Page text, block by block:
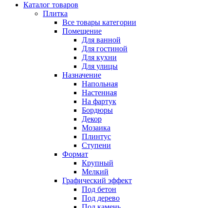
Каталог товаров
Плитка
Все товары категории
Помещение
Для ванной
Для гостиной
Для кухни
Для улицы
Назначение
Напольная
Настенная
На фартук
Бордюры
Декор
Мозаика
Плинтус
Ступени
Формат
Крупный
Мелкий
Графический эффект
Под бетон
Под дерево